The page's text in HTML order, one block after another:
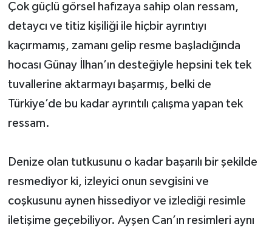
Çok güçlü görsel hafızaya sahip olan ressam,
detaycı ve titiz kişiliği ile hiçbir ayrıntıyı
kaçırmamış, zamanı gelip resme başladığında
hocası Günay İlhan’ın desteğiyle hepsini tek tek
tuvallerine aktarmayı başarmış, belki de
Türkiye’de bu kadar ayrıntılı çalışma yapan tek
ressam.
Denize olan tutkusunu o kadar başarılı bir şekilde
resmediyor ki, izleyici onun sevgisini ve
coşkusunu aynen hissediyor ve izlediği resimle
iletişime geçebiliyor. Ayşen Can’ın resimleri aynı